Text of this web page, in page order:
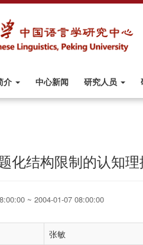
介 中心新闻 研究人员
化结构限制的认知
~ 2004-01-07 08:00:00
张敏